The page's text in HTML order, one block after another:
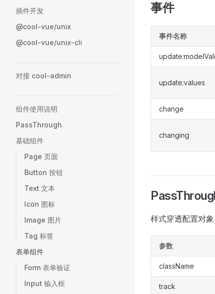
插件开发
@cool-vue/unix
@cool-vue/unix-cli
对接 cool-admin
组件使用说明
PassThrough
基础组件
Page 页面
Button 按钮
Text 文本
Icon 图标
Image 图片
Tag 标签
表单组件
Form 表单验证
Input 输入框
事件
事件名称
update:values
change
changing
样式穿透配置对
参数
className
track